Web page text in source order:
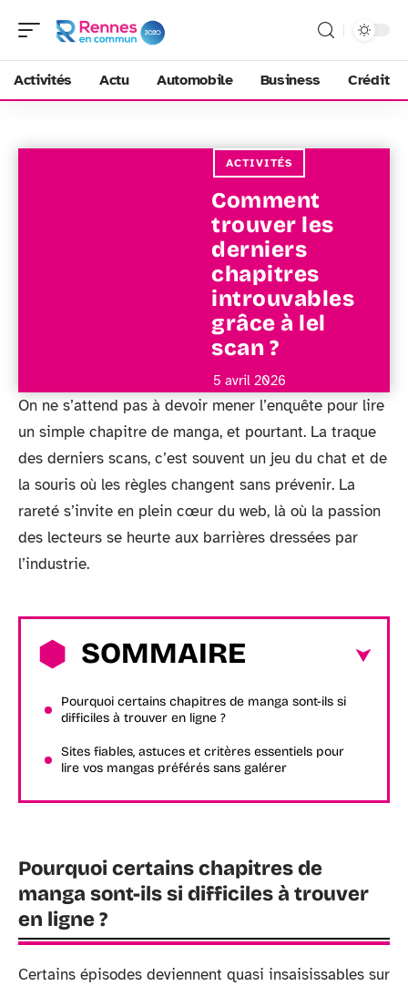
Activités Actu Automobile Business Crédit
ACTIVITÉS
Comment
trouver les
derniers
chapitres
introuvables
grâce à lel
scan ?
5 avril 2026
On ne s’attend pas à devoir mener l’enquête pour lire
un simple chapitre de manga, et pourtant. La traque
des derniers scans, c’est souvent un jeu du chat et de
la souris où les règles changent sans prévenir. La
rareté s’invite en plein cœur du web, là où la passion
des lecteurs se heurte aux barrières dressées par
l’industrie.
SOMMAIRE
Pourquoi certains chapitres de manga sont-ils si
difficiles à trouver en ligne ?
Sites fiables, astuces et critères essentiels pour
lire vos mangas préférés sans galérer
Pourquoi certains chapitres de
manga sont-ils si difficiles à trouver
en ligne ?
Certains épisodes deviennent quasi insaisissables sur